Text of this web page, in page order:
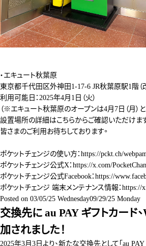
・エキュート秋葉原
東京都千代田区外神田1-17-6 JR秋葉原駅1階（
利用可能日：2025年4月1日（火）
（※エキュート秋葉原のオープンは4月7日（月）と
設置場所の詳細はこちらからご確認いただけま
皆さまのご利用お待ちしております。
ポケットチェンジの使い方： https://pckt.ch/
ポケットチェンジ公式X： https://x.com/
ポケットチェンジ公式Facebook： https://
ポケットチェンジ 端末メンテナンス情報： https://
Posted on 03/05/25 Wednesday09/29/25 Monday
交換先に au PAY ギフトカード
加されました！
2025年3月3日より、新たな交換先として「au PAY